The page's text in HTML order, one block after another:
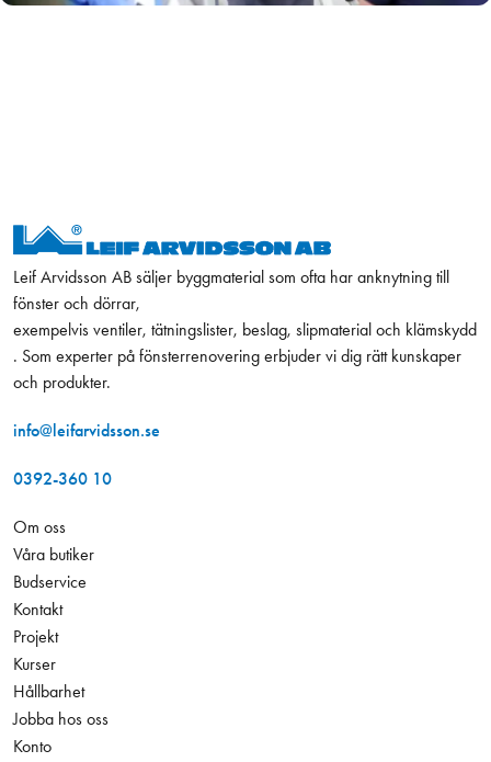
Leif Arvidsson AB säljer byggmaterial som ofta har anknytning till
fönster och dörrar,
exempelvis ventiler, tätningslister, beslag, slipmaterial och klämskydd
. Som experter på fönsterrenovering erbjuder vi dig rätt kunskaper
och produkter.
info@leifarvidsson.se
0392-360 10
Om oss
Våra butiker
Budservice
Kontakt
Projekt
Kurser
Hållbarhet
Jobba hos oss
Konto